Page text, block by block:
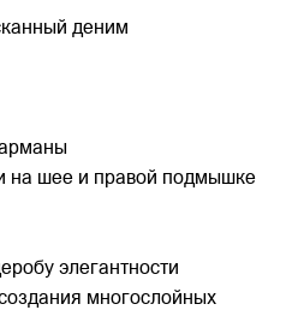
деним
на шее и правой подмышке
элегантности
многослойных